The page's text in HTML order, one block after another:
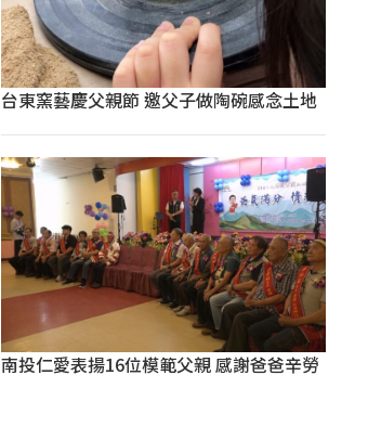
台東窯藝慶父親節 邀父子做陶碗感念土地
南投仁愛表揚16位模範父親 感謝爸爸辛勞